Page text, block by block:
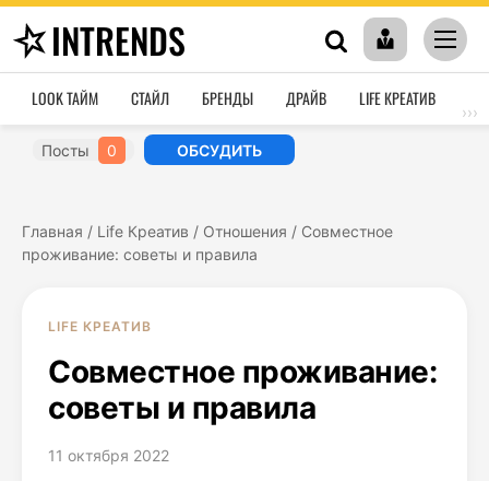
INTRENDS
LOOK ТАЙМ СТАЙЛ БРЕНДЫ ДРАЙВ LIFE КРЕАТИВ
›››
Посты 0 ОБСУДИТЬ
Главная / Life Креатив / Отношения / Совместное
проживание: советы и правила
LIFE КРЕАТИВ
Совместное проживание:
советы и правила
11 октября 2022